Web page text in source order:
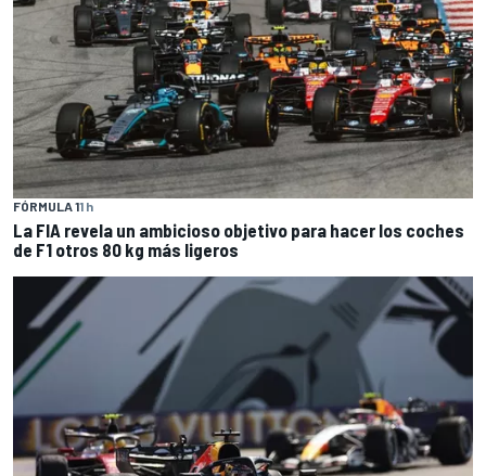
FÓRMULA 11 h
La FIA revela un ambicioso objetivo para hacer los coches
de F1 otros 80 kg más ligeros